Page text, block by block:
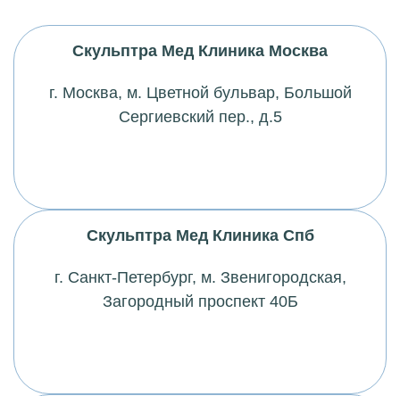
Скульптра Мед Клиника Москва
г. Москва, м. Цветной бульвар, Большой
Сергиевский пер., д.5
Скульптра Мед Клиника Спб
г. Санкт-Петербург, м. Звенигородская,
Загородный проспект 40Б